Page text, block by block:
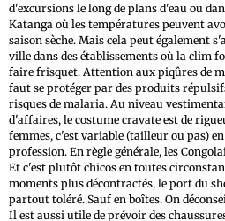
d'excursions le long de plans d'eau ou
Katanga où les températures peuvent
saison sèche. Mais cela peut également
ville dans des établissements où la clim
faire frisquet. Attention aux piqûres de
faut se protéger par des produits
risques de malaria. Au niveau
d'affaires, le costume cravate est de
femmes, c'est variable (tailleur ou pas)
profession. En règle générale, les
Et c'est plutôt chicos en toutes
moments plus décontractés, le port du
partout toléré. Sauf en boîtes. On
Il est aussi utile de prévoir des